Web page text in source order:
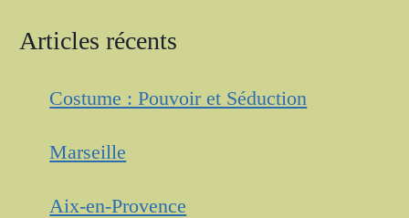
Articles récents
Costume : Pouvoir et Séduction
Marseille
Aix-en-Provence